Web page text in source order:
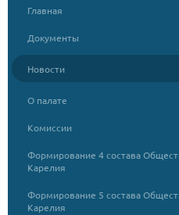
Главная
Документы
Новости
О палате
Комиссии
Формирование 4 состава
Карелия
Формирование 5 состава
Карелия